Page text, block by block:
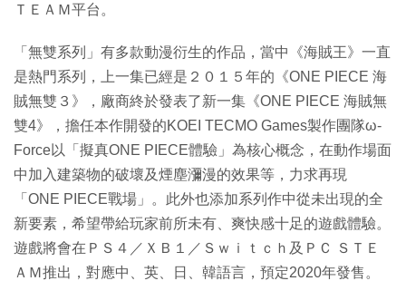
ＴＥＡＭ平台。
「無雙系列」有多款動漫衍生的作品，當中《海賊王》一直
是熱門系列，上一集已經是２０１５年的《ONE PIECE 海
賊無雙３》，廠商終於發表了新一集《ONE PIECE 海賊無
雙4》，擔任本作開發的KOEI TECMO Games製作團隊ω-
Force以「擬真ONE PIECE體驗」為核心概念，在動作場面
中加入建築物的破壞及煙塵瀰漫的效果等，力求再現
「ONE PIECE戰場」。此外也添加系列作中從未出現的全
新要素，希望帶給玩家前所未有、爽快感十足的遊戲體驗。
遊戲將會在ＰＳ４／ＸＢ１／Ｓｗｉｔｃｈ及ＰＣ ＳＴＥ
ＡＭ推出，對應中、英、日、韓語言，預定2020年發售。